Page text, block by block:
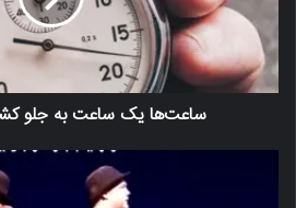
ساعت‌ها یک ساعت به جلو